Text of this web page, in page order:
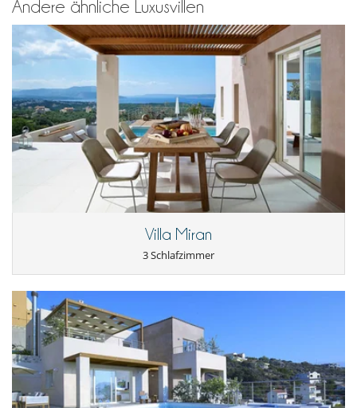
Andere ähnliche Luxusvillen
Villa Miran
3 Schlafzimmer